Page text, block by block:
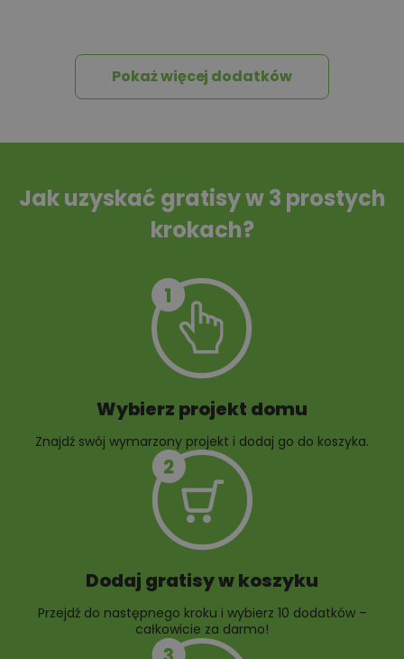
Tablica informacyjna
Przydomowa
10 projektów małej
10 projektów rabat
Pokaż więcej dodatków
Jak uzyskać gratisy w 3 prostych
krokach?
Wybierz projekt domu
Znajdź swój wymarzony projekt i dodaj go do koszyka.
Dodaj gratisy w koszyku
Przejdź do następnego kroku i wybierz 10 dodatków –
całkowicie za darmo!